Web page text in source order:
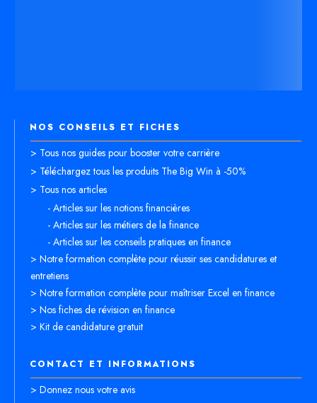
NOS CONSEILS ET FICHES
> Tous nos guides pour booster votre carrière
> Téléchargez tous les produits The Big Win à -50%
> Tous nos articles
- Articles sur les notions financières
- Articles sur les métiers de la finance
- Articles sur les conseils pratiques en finance
> Notre formation complète pour réussir ses candidatures et
entretiens
> Notre formation complète pour maîtriser Excel en finance
> Nos fiches de révision en finance
> Kit de candidature gratuit
CONTACT ET INFORMATIONS
> Donnez nous votre avis